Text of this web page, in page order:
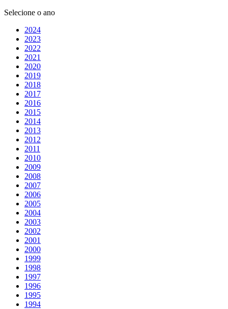
Selecione o ano
2024
2023
2022
2021
2020
2019
2018
2017
2016
2015
2014
2013
2012
2011
2010
2009
2008
2007
2006
2005
2004
2003
2002
2001
2000
1999
1998
1997
1996
1995
1994